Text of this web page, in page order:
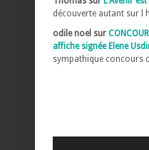
découverte autant sur l
odile noel sur
affiche signée Elene
sympathique concours